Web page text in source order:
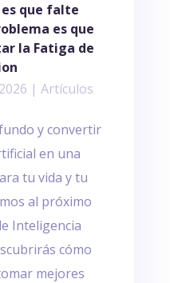
que falte
es que
la Fatiga de
|Artículos
y convertir
en una
tu vida y tu
al próximo
Inteligencia
cómo
mejores